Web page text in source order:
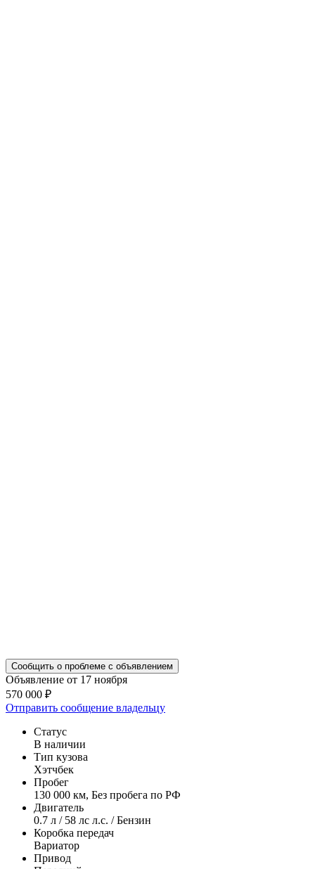
Сообщить о проблеме с объявлением
Объявление от 17 ноября
570 000 ₽
Отправить сообщение владельцу
Статус
В наличии
Тип кузова
Хэтчбек
Пробег
130 000 км, Без пробега по РФ
Двигатель
0.7 л / 58 лс л.с. / Бензин
Коробка передач
Вариатор
Привод